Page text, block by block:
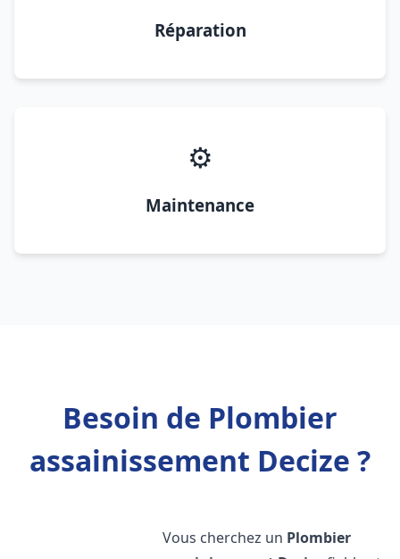
Réparation
⚙️
Maintenance
Besoin de Plombier
assainissement Decize ?
Vous cherchez un Plombier